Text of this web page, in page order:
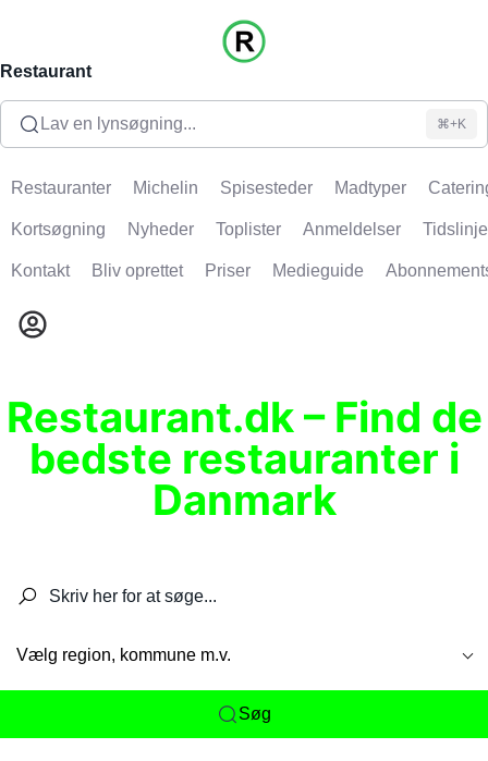
Restaurant
Lav en lynsøgning... ⌘+K
Restauranter Michelin Spisesteder Madtyper
Kortsøgning Nyheder Toplister Anmeldelser Tidslinje
Kontakt Bliv oprettet Priser Medieguide
Restaurant.dk – Find de
bedste restauranter i
Danmark
Vælg region, kommune m.v.
Søg